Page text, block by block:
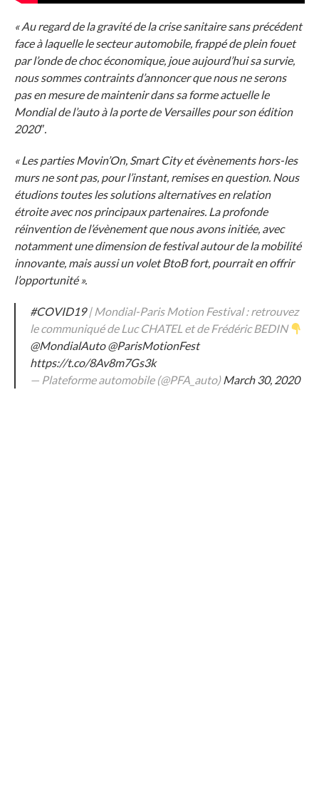
« Au regard de la gravité de la crise sanitaire sans précédent
face à laquelle le secteur automobile, frappé de plein fouet
par l’onde de choc économique, joue aujourd’hui sa survie,
nous sommes contraints d’annoncer que nous ne serons
pas en mesure de maintenir dans sa forme actuellele
Mondialde l’auto à la porte de Versailles pour son édition
2020″.
« Les parties Movin’On, Smart City et évènements hors-les
murs ne sont pas, pour l’instant, remises en question. Nous
étudions toutes les solutions alternatives en relation
étroite avec nos principaux partenaires. La profonde
réinvention de l’évènement que nous avons initiée, avec
notamment une dimension de festival autour de la mobilité
innovante, mais aussi un volet BtoB fort, pourrait en offrir
l’opportunité ».
#COVID19| Mondial-Paris Motion Festival : retrouvez
le communiqué de Luc CHATEL et de Frédéric BEDIN
@MondialAuto @ParisMotionFest
https://t.co/8Av8m7Gs3k
— Plateforme automobile (@PFA_auto)March 30, 2020